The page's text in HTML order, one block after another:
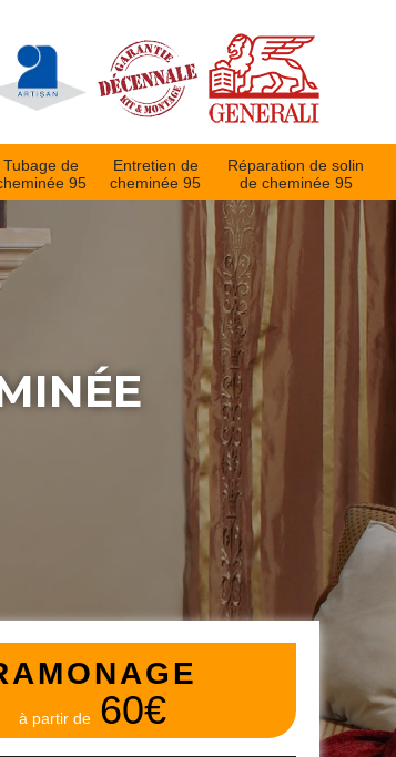
Tubage de
95
Entretien de
cheminée 95
Réparation de solin
de cheminée 95
à partir de 60€